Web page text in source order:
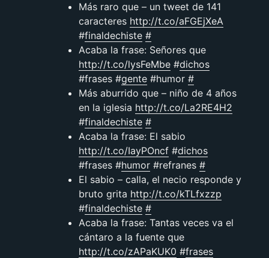
Más raro que – un tweet de 141
caracteres http://t.co/aFGEjXeA
#finaldechiste #
Acaba la frase: Señores que
http://t.co/lysFeMbe#dichos
#frases #gente#humor #
Más aburrido que – niño de 4 años
en la iglesia http://t.co/La2RE4H2
#finaldechiste #
Acaba la frase: El sabio
http://t.co/IayPOncf#dichos
#frases #humor#refranes #
El sabio – calla, el necio responde y
bruto grita http://t.co/kTLfxzzp
#finaldechiste #
Acaba la frase: Tantas veces va el
cántaro a la fuente que
http://t.co/zAPaKUK0 #frases